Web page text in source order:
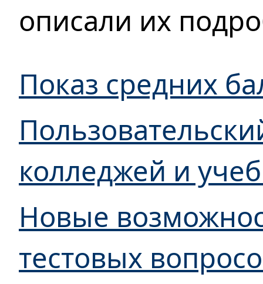
описали их
Показ средних
колледжей и
Новые
тестовых